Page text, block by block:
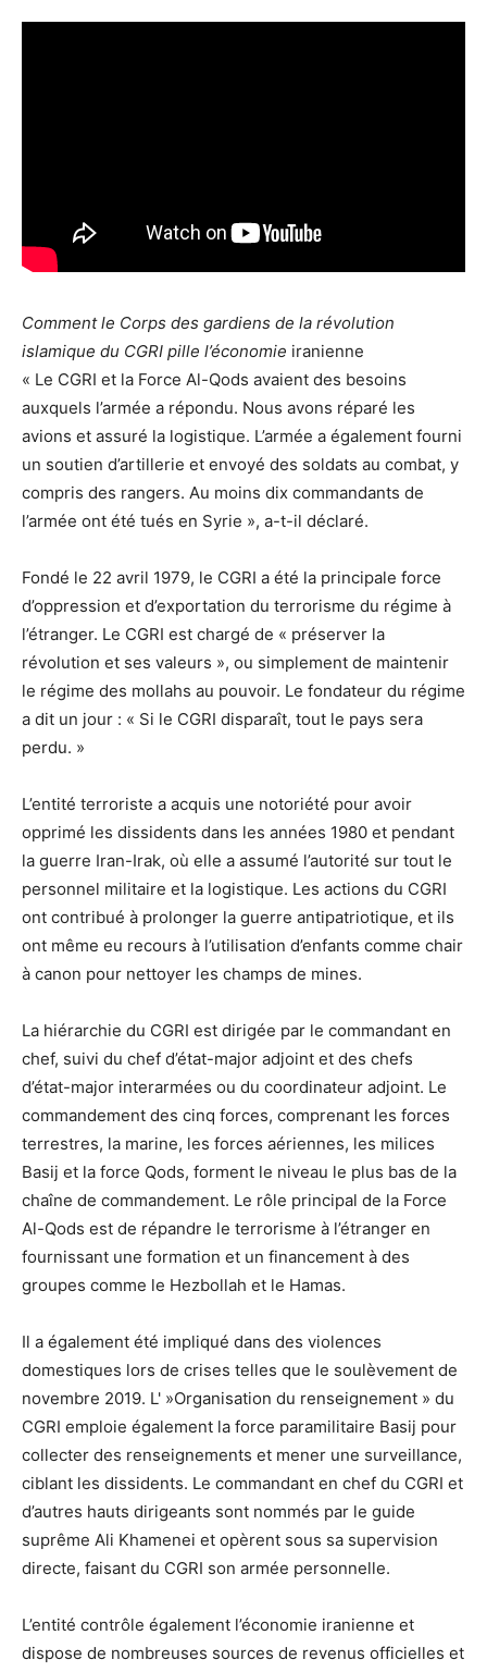
Comment le Corps des gardiens de la révolution
islamique du CGRI pille l’économie iranienne
« Le CGRI et la Force Al-Qods avaient des besoins
auxquels l’armée a répondu. Nous avons réparé les
avions et assuré la logistique. L’armée a également fourni
un soutien d’artillerie et envoyé des soldats au combat, y
compris des rangers. Au moins dix commandants de
l’armée ont été tués en Syrie », a-t-il déclaré.
Fondé le 22 avril 1979, le CGRI a été la principale force
d’oppression et d’exportation du terrorisme du régime à
l’étranger. Le CGRI est chargé de « préserver la
révolution et ses valeurs », ou simplement de maintenir
le régime des mollahs au pouvoir. Le fondateur du régime
a dit un jour : « Si le CGRI disparaît, tout le pays sera
perdu. »
L’entité terroriste a acquis une notoriété pour avoir
opprimé les dissidents dans les années 1980 et pendant
la guerre Iran-Irak, où elle a assumé l’autorité sur tout le
personnel militaire et la logistique. Les actions du CGRI
ont contribué à prolonger la guerre antipatriotique, et ils
ont même eu recours à l’utilisation d’enfants comme chair
à canon pour nettoyer les champs de mines.
La hiérarchie du CGRI est dirigée par le commandant en
chef, suivi du chef d’état-major adjoint et des chefs
d’état-major interarmées ou du coordinateur adjoint. Le
commandement des cinq forces, comprenant les forces
terrestres, la marine, les forces aériennes, les milices
Basij et la force Qods, forment le niveau le plus bas de la
chaîne de commandement. Le rôle principal de la Force
Al-Qods est de répandre le terrorisme à l’étranger en
fournissant une formation et un financement à des
groupes comme le Hezbollah et le Hamas.
Il a également été impliqué dans des violences
domestiques lors de crises telles que le soulèvement de
novembre 2019. L' »Organisation du renseignement » du
CGRI emploie également la force paramilitaire Basij pour
collecter des renseignements et mener une surveillance,
ciblant les dissidents. Le commandant en chef du CGRI et
d’autres hauts dirigeants sont nommés par le guide
suprême Ali Khamenei et opèrent sous sa supervision
directe, faisant du CGRI son armée personnelle.
L’entité contrôle également l’économie iranienne et
dispose de nombreuses sources de revenus officielles et